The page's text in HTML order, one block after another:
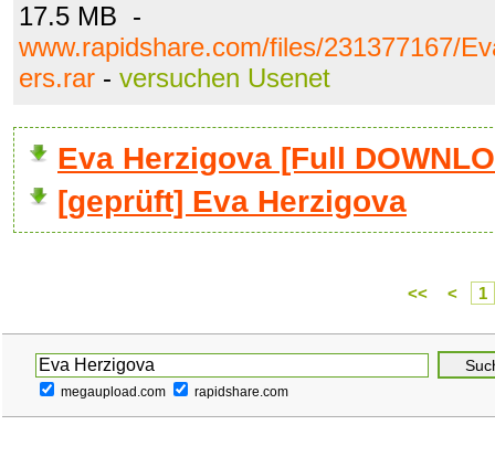
17.5 MB -
www.rapidshare.com/files/231377167/
ers.rar - versuchen Usenet
Eva Herzigova [Full
[geprüft] Eva Herzigova
<< < 1
megaupload.com rapidshare.com